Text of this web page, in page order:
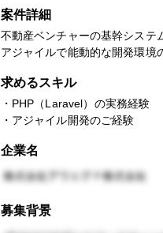
案件詳細
不動産ベンチャーの基幹システ
アジャイルで能動的な開発環境
求めるスキル
・PHP（Laravel）の実務経験
・アジャイル開発のご経験
企業名
募集背景